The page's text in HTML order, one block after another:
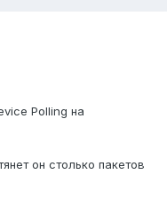
Polling на
он столько пакетов